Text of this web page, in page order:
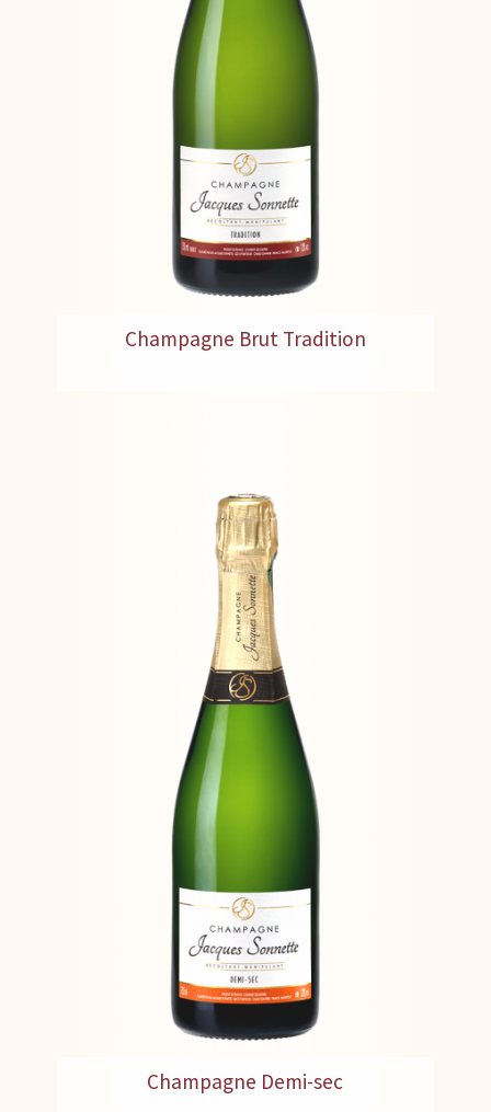
Champagne Brut Tradition
Champagne Demi-sec